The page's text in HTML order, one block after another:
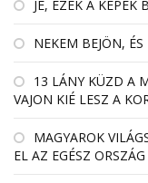
JÉ, EZEK A KÉPEK
NEKEM BEJÖN, ÉS
13 LÁNY KÜZD A
VAJON KIÉ LESZ A
MAGYAROK
EL AZ EGÉSZ ORSZÁG